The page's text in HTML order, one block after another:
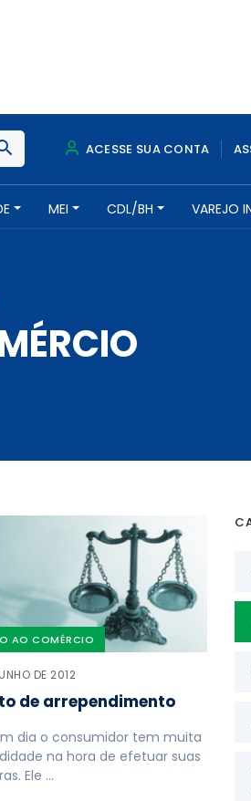
ACESSE SUA CONTA
MEI CDL/BH VAREJO
AO COMÉRCIO
DE 2012
de arrependimento
dia o consumidor tem muita
na hora de efetuar suas
Ele …